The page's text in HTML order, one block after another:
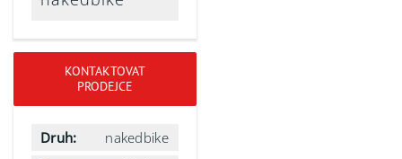
KONTAKTOVAT
PRODEJCE
Druh:
nakedbike